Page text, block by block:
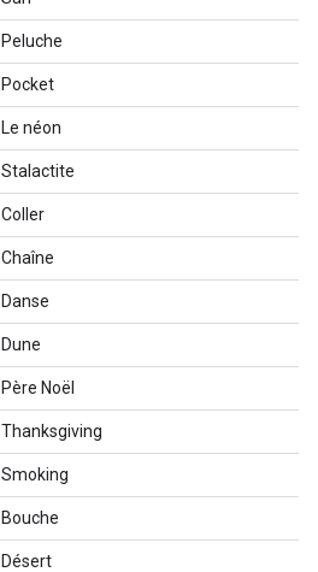
Peluche
Pocket
Le néon
Stalactite
Coller
Chaîne
Danse
Dune
Père Noël
Thanksgiving
Smoking
Bouche
Désert